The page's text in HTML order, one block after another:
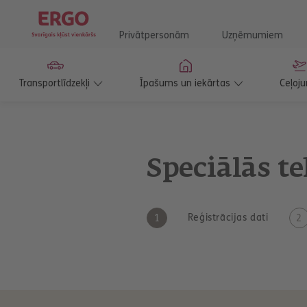
Privātpersonām Uzņēmumiem
Transportlīdzekļi Īpašums un iekārtas
Speciālās
Reģistrācijas dati